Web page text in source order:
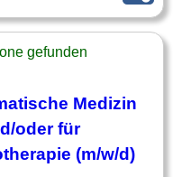
gefunden
Medizin
oder für
(m/w/d)